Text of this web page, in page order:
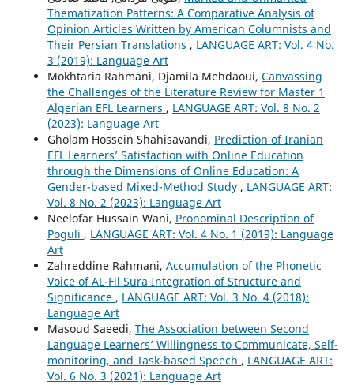
Thematization Patterns: A Comparative Analysis of
Opinion Articles Written by American Columnists and
Their Persian Translations , LANGUAGE ART: Vol. 4 No.
3 (2019): Language Art
Mokhtaria Rahmani, Djamila Mehdaoui, Canvassing
the Challenges of the Literature Review for Master 1
Algerian EFL Learners , LANGUAGE ART: Vol. 8 No. 2
(2023): Language Art
Gholam Hossein Shahisavandi, Prediction of Iranian
EFL Learners’ Satisfaction with Online Education
through the Dimensions of Online Education: A
Gender-based Mixed-Method Study , LANGUAGE ART:
Vol. 8 No. 2 (2023): Language Art
Neelofar Hussain Wani, Pronominal Description of
Poguli , LANGUAGE ART: Vol. 4 No. 1 (2019): Language
Art
Zahreddine Rahmani, Accumulation of the Phonetic
Voice of AL-Fil Sura Integration of Structure and
Significance , LANGUAGE ART: Vol. 3 No. 4 (2018):
Language Art
Masoud Saeedi, The Association between Second
Language Learners’ Willingness to Communicate, Self-
monitoring, and Task-based Speech , LANGUAGE ART:
Vol. 6 No. 3 (2021): Language Art